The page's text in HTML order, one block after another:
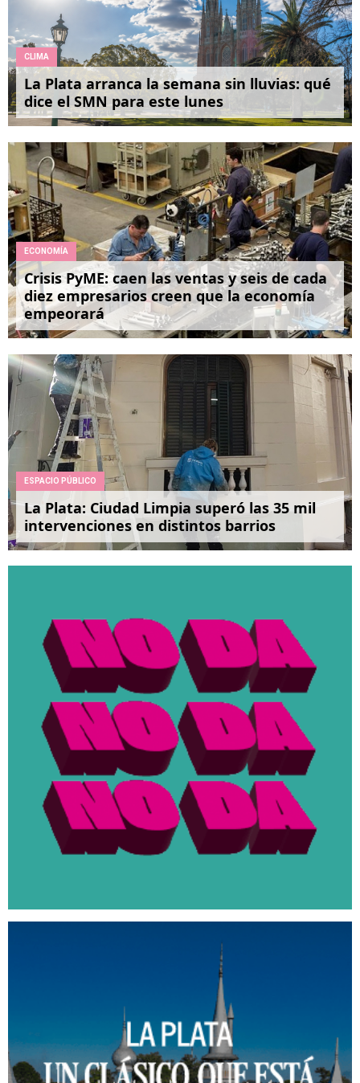
CLIMA
La Plata arranca la semana sin lluvias: qué
dice el SMN para este lunes
ECONOMÍA
Crisis PyME: caen las ventas y seis de cada
diez empresarios creen que la economía
empeorará
ESPACIO PÚBLICO
La Plata: Ciudad Limpia superó las 35 mil
intervenciones en distintos barrios